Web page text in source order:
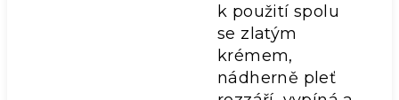
k použití spolu
se zlatým
krémem,
nádherně pleť